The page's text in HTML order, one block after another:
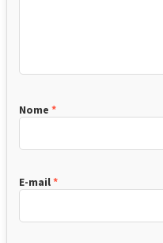
Nome *
E-mail*